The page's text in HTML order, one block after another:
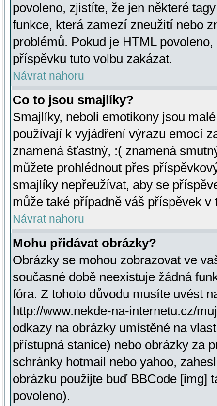
povoleno, zjistíte, že jen některé
funkce, která zamezí zneužití nebo
problémů. Pokud je HTML
příspěvku tuto volbu zakázat.
Návrat nahoru
Co to jsou smajlíky?
Smajlíky, neboli emotikony jsou
používají k vyjádření výrazu emocí
znamená šťastný, :( znamená
můžete prohlédnout přes
smajlíky nepřeužívat, aby se
může také případně váš příspěvek v
Návrat nahoru
Mohu přidávat obrázky?
Obrázky se mohou zobrazovat ve
současné době neexistuje žádná
fóra. Z tohoto důvodu musíte uvést
http://www.nekde-na-internetu.cz/
odkazy na obrázky umístěné na
přístupná stanice) nebo obrázky za
schránky hotmail nebo yahoo,
obrázku použijte buď BBCode [img]
povoleno).